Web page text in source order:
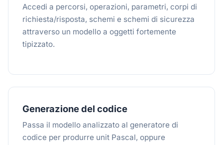
Accedi a percorsi, operazioni, parametri, corpi di
richiesta/risposta, schemi e schemi di sicurezza
attraverso un modello a oggetti fortemente
tipizzato.
Generazione del codice
Passa il modello analizzato al generatore di
codice per produrre unit Pascal, oppure